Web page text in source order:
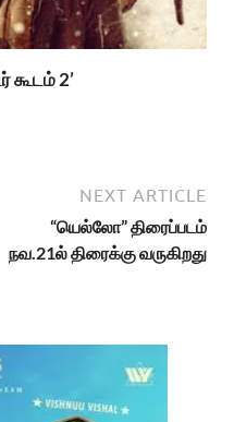
கூடம் 2’
NEXT ARTICLE
“யெல்லோ” திரைப்படம்
நவ.21ல் திரைக்கு வருகிறது